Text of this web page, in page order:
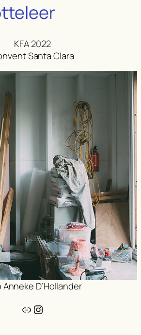
KFA 2022
Santa Clara
Anneke D’Hollander
Link Instagram